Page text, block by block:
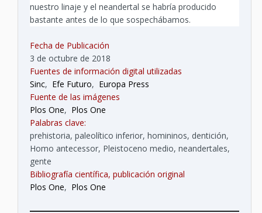
nuestro linaje y el neandertal se habría producido
bastante antes de lo que sospechábamos.
Fecha de Publicación
3 de octubre de 2018
Fuentes de información digital utilizadas
Sinc, Efe Futuro, Europa Press
Fuente de las imágenes
Plos One, Plos One
Palabras clave:
prehistoria, paleolítico inferior, homininos, dentición,
Homo antecessor, Pleistoceno medio, neandertales,
gente
Bibliografía científica, publicación original
Plos One, Plos One